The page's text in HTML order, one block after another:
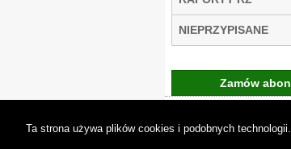
NIEPRZYPISANE
Zamów
Ta strona używa plików cookies i podobnych